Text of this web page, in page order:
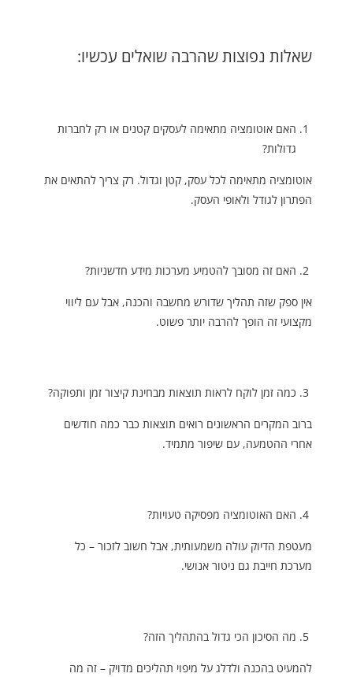
שאלות נפוצות שהרבה שואלים עכשיו:
האם אוטומציה מתאימה לעסקים קטנים או רק לחברות
גדולות?
אוטומציה מתאימה לכל עסק, קטן וגדול. רק צריך להתאים את
הפתרון לגודל ולאופי העסק.
האם זה מסובך להטמיע מערכות מידע חדשניות?
אין ספק שזה תהליך שדורש מחשבה והכנה, אבל עם ליווי
מקצועי זה הופך להרבה יותר פשוט.
כמה זמן לוקח לראות תוצאות מבחינת קיצור זמן ותפוקה?
ברוב המקרים הראשונים רואים תוצאות כבר כמה חודשים
אחרי ההטמעה, עם שיפור מתמיד.
האם האוטומציה מפסיקה טעויות?
מעטפת הדיוק עולה משמעותית, אבל חשוב לזכור – כל
מערכת חייבת גם ניטור אנושי.
מה הסיכון הכי גדול בהתהליך הזה?
להמעיט בהכנה ולדלג על מיפוי תהליכים מדויק – זה מה